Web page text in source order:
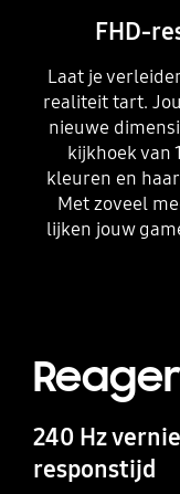
FHD-
Laat je
realiteit tart.
nieuwe
kijkhoek van
kleuren en
Met zoveel
lijken jouw
240 Hz
responstijd